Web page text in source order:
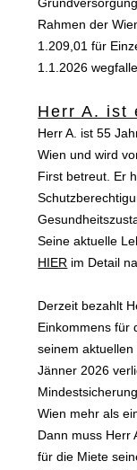
Rahmen der
1.209,01 für
1.1.2026
Herr A. ist
Herr A. ist 55
Wien und wird
First betreut. Er
Seine aktuelle
HIER im Detail
Derzeit bezahlt
Einkommens für
seinem
Jänner 2026
Wien mehr als
Dann muss Herr
für die Miete